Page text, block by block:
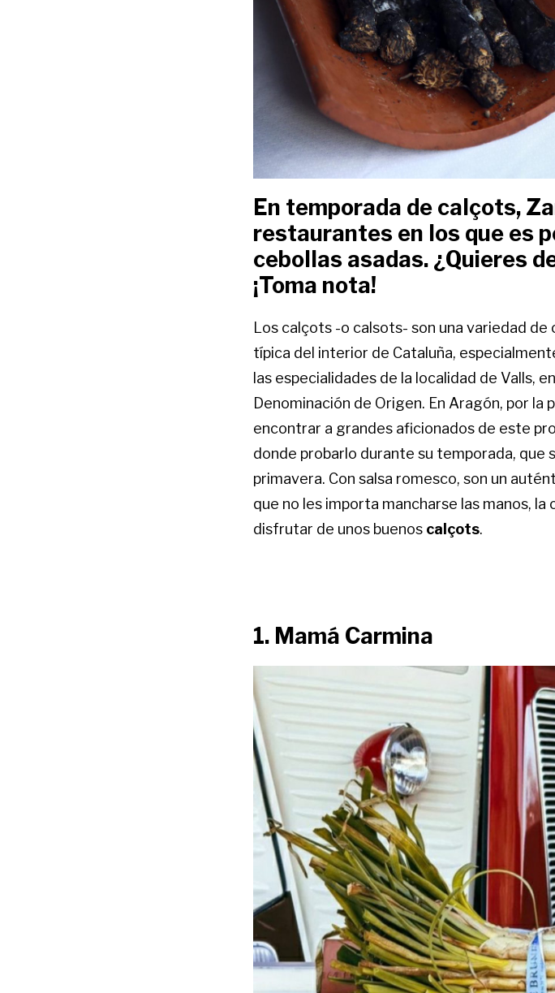
En temporada de calçots,
restaurantes en los que es
cebollas asadas. ¿Quieres
¡Toma nota!
Los calçots -o calsots- son una variedad
típica del interior de Cataluña,
las especialidades de la localidad de Valls,
Denominación de Origen. En Aragón, por la
encontrar a grandes aficionados de este
donde probarlo durante su temporada, que
primavera. Con salsa romesco, son un
que no les importa mancharse las manos,
disfrutar de unos buenos calçots.
1. Mamá Carmina